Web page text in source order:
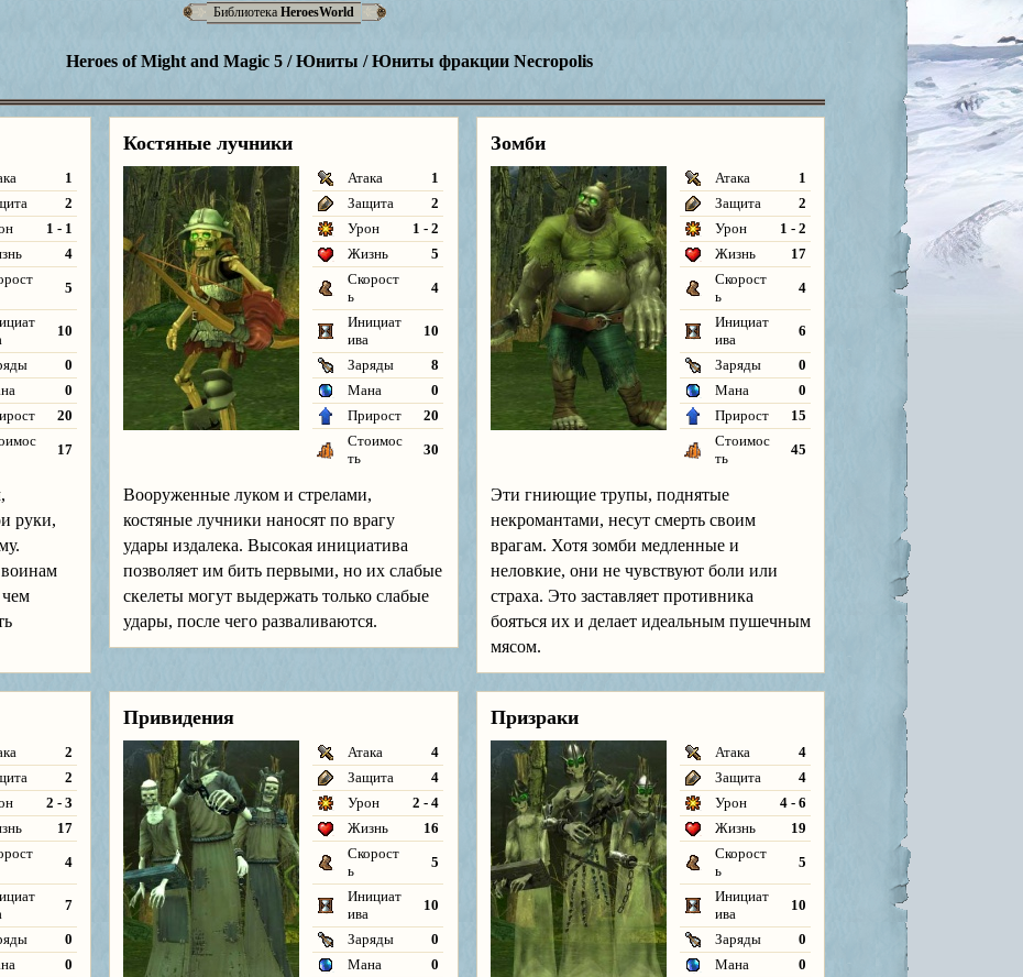
Библиотека HeroesWorld
Heroes of Might and Magic 5 / Юниты / Юниты фракции Necropolis
1
2
1 - 1
4
5
10
0
0
20
17
руки,
чем
Костяные лучники
Атака
1
Защита
2
Урон
1 - 2
Жизнь
5
Скорост
ь
4
Инициат
ива
10
Заряды
8
Мана
0
Прирост
20
Стоимос
ть
30
Вооруженные луком и стрелами,
костяные лучники наносят по врагу
удары издалека. Высокая инициатива
позволяет им бить первыми, но их слабые
скелеты могут выдержать только слабые
удары, после чего разваливаются.
Зомби
Атака
1
Защита
2
Урон
1 - 2
Жизнь
17
Скорост
ь
4
Инициат
ива
6
Заряды
0
Мана
0
Прирост
15
Стоимос
ть
45
Эти гниющие трупы, поднятые
некромантами, несут смерть своим
врагам. Хотя зомби медленные и
неловкие, они не чувствуют боли или
страха. Это заставляет противника
бояться их и делает идеальным пушечным
мясом.
2
2
2 - 3
17
4
7
0
0
Привидения
Атака
4
Защита
4
Урон
2 - 4
Жизнь
16
Скорост
ь
5
Инициат
ива
10
Заряды
0
Мана
0
Призраки
Атака
4
Защита
4
Урон
4 - 6
Жизнь
19
Скорост
ь
5
Инициат
ива
10
Заряды
0
Мана
0